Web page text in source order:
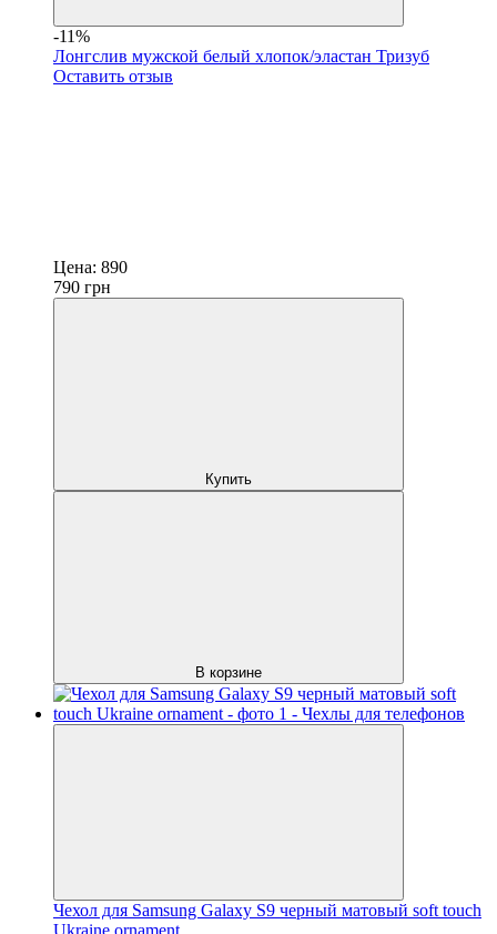
-11%
Лонгслив мужской белый хлопок/эластан Тризуб
Оставить отзыв
Цена: 890
790 грн
Купить
В корзине
Чехол для Samsung Galaxy S9 черный матовый soft touch
Ukraine ornament